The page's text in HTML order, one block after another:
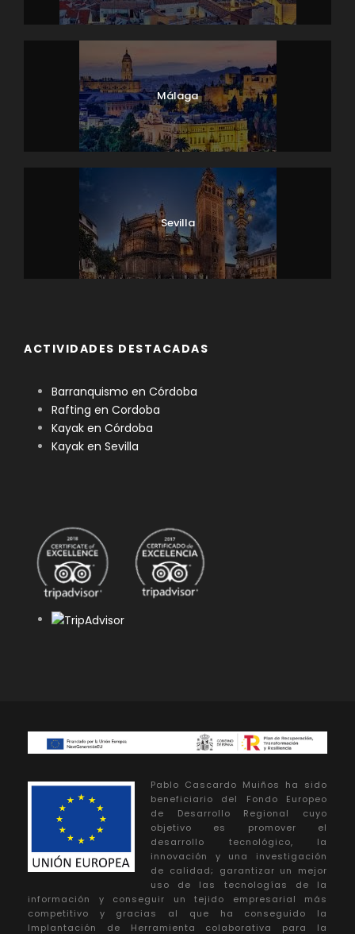
Málaga
Sevilla
ACTIVIDADES DESTACADAS
Barranquismo en Córdoba
Rafting en Cordoba
Kayak en Córdoba
Kayak en Sevilla
Pablo Cascardo Muiños ha sido
beneficiario del Fondo Europeo
de Desarrollo Regional cuyo
objetivo es promover el
desarrollo tecnológico, la
innovación y una investigación
de calidad; garantizar un mejor
uso de las tecnologías de la
información y conseguir un tejido empresarial más
competitivo y gracias al que ha conseguido la
Implantación de Herramienta colaborativa para la